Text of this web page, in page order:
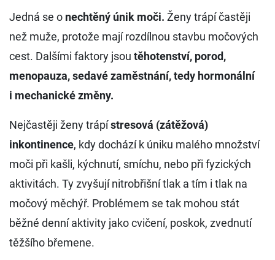
​Jedná se o nechtěný únik moči. Ženy trápí častěji
než muže, protože mají rozdílnou stavbu močových
cest. Dalšími faktory jsou těhotenství, porod,
menopauza, sedavé zaměstnání, tedy hormonální
i mechanické změny.
Nejčastěji ženy trápístresová (zátěžová)
inkontinence, kdy dochází k úniku malého množství
moči při kašli, kýchnutí, smíchu, nebo při fyzických
aktivitách. Ty zvyšují nitrobřišní tlak a tím i tlak na
močový měchýř. Problémem se tak mohou stát
běžné denní aktivity jako cvičení, poskok, zvednutí
těžšího břemene.